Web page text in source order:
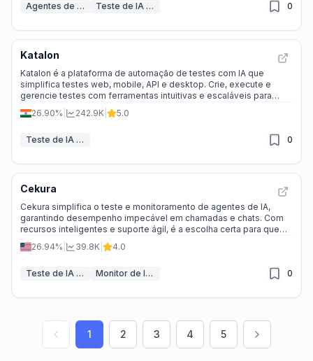
Agentes de IA Teste de IA & QA 0
Katalon
Katalon é a plataforma de automação de testes com IA que
simplifica testes web, mobile, API e desktop. Crie, execute e
gerencie testes com ferramentas intuitivas e escaláveis para
equipes de qualquer tamanho.
26.90% 242.9K 5.0
Teste de IA & QA 0
Cekura
Cekura simplifica o teste e monitoramento de agentes de IA,
garantindo desempenho impecável em chamadas e chats. Com
recursos inteligentes e suporte ágil, é a escolha certa para quem
busca confiabilidade e velocidade.
26.94% 39.8K 4.0
Teste de IA & QA Monitor de IA & Construtor de Relatórios 0
1 2 3 4 5